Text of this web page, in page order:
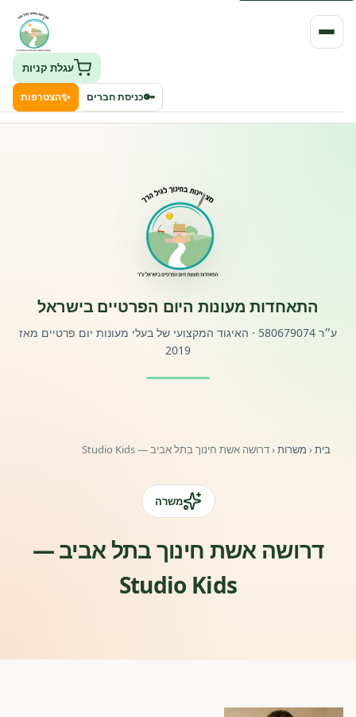
פורטל לוח מודעות דרושים עובדים
השתלמויות וקורסים לגננות ולצוותי חינוך | גיל הרך 0-6
עגלת קניות
🔑כניסת חברים ✨הצטרפות
התאחדות מעונות היום הפרטיים בישראל
ע״ר 580679074 · האיגוד המקצועי של בעלי מעונות יום פרטיים מאז
2019
בית‹ משרות‹דרושה אשת חינוך בתל אביב — Studio Kids
משרה
דרושה אשת חינוך בתל אביב —
Studio Kids